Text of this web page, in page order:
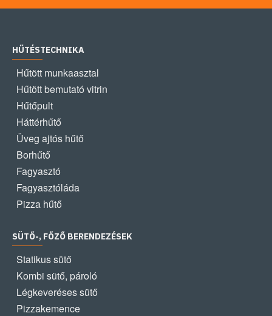
HŰTÉSTECHNIKA
Hűtött munkaasztal
Hűtött bemutató vitrin
Hűtőpult
Háttérhűtő
Üveg ajtós hűtő
Borhűtő
Fagyasztó
Fagyasztóláda
Pizza hűtő
SÜTŐ-, FŐZŐ BERENDEZÉSEK
Statikus sütő
Kombi sütő, pároló
Légkeveréses sütő
Pizzakemence